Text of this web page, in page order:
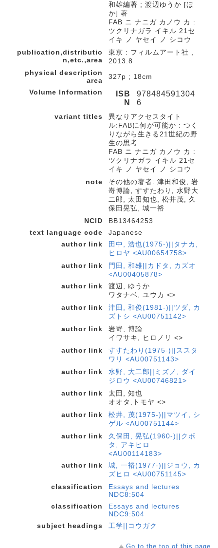
和雄編著 ; 渡辺ゆうか [ほ
か] 著
FAB ニ ナニガ カノウ カ :
ツクリナガラ イキル 21セ
イキ ノ ヤセイ ノ シコウ
publication,distributio
n,etc.,area
東京 : フィルムアート社 ,
2013.8
physical description
area
327p ; 18cm
Volume Information
ISB
N
978484591304
6
variant titles
異なりアクセスタイト
ル:FABに何が可能か : つく
りながら生きる21世紀の野
生の思考
FAB ニ ナニガ カノウ カ :
ツクリナガラ イキル 21セ
イキ ノ ヤセイ ノ シコウ
note
その他の著者: 津田和俊, 岩
嵜博論, すすたわり, 水野大
二郎, 太田知也, 松井茂, 久
保田晃弘, 城一裕
NCID
BB13464253
text language code
Japanese
author link
田中, 浩也(1975-)||タナカ,
ヒロヤ <AU00654758>
author link
門田, 和雄||カドタ, カズオ
<AU00405878>
author link
渡辺, ゆうか
ワタナベ, ユウカ <>
author link
津田, 和俊(1981-)||ツダ, カ
ズトシ <AU00751142>
author link
岩嵜, 博論
イワサキ, ヒロノリ <>
author link
すすたわり(1975-)||ススタ
ワリ <AU00751143>
author link
水野, 大二郎||ミズノ, ダイ
ジロウ <AU00746821>
author link
太田, 知也
オオタ,トモヤ <>
author link
松井, 茂(1975-)||マツイ, シ
ゲル <AU00751144>
author link
久保田, 晃弘(1960-)||クボ
タ, アキヒロ
<AU00114183>
author link
城, 一裕(1977-)||ジョウ, カ
ズヒロ <AU00751145>
classification
Essays and lectures
NDC8:504
classification
Essays and lectures
NDC9:504
subject headings
工学||コウガク
Go to the top of this page